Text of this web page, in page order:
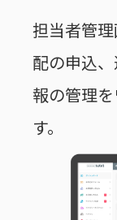
担当者管
配の申込
報の管理を
す。